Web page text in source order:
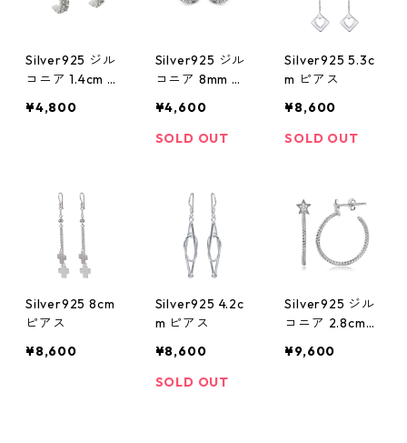
Silver925 ジル
コニア 1.4cm ピ
¥4,800
Silver925 ジル
コニア 8mm ピ
¥4,600
SOLD OUT
Silver925 5.3c
m ピアス
¥8,600
SOLD OUT
Silver925 8cm
ピアス
¥8,600
Silver925 4.2c
m ピアス
¥8,600
SOLD OUT
Silver925 ジル
コニア 2.8cm
¥9,600